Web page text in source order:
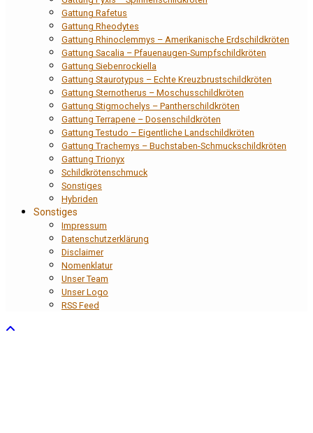
Gattung Rafetus
Gattung Rheodytes
Gattung Rhinoclemmys – Amerikanische Erdschildkröten
Gattung Sacalia – Pfauenaugen-Sumpfschildkröten
Gattung Siebenrockiella
Gattung Staurotypus – Echte Kreuzbrustschildkröten
Gattung Sternotherus – Moschusschildkröten
Gattung Stigmochelys – Pantherschildkröten
Gattung Terrapene – Dosenschildkröten
Gattung Testudo – Eigentliche Landschildkröten
Gattung Trachemys – Buchstaben-Schmuckschildkröten
Gattung Trionyx
Schildkrötenschmuck
Sonstiges
Hybriden
Sonstiges
Impressum
Datenschutzerklärung
Disclaimer
Nomenklatur
Unser Team
Unser Logo
RSS Feed